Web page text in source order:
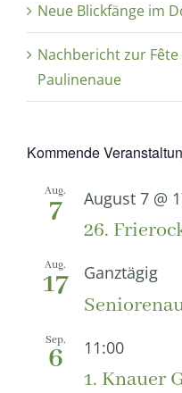
Neue Blickfänge im
Nachbericht zur
Paulinenaue
Kommende
Aug.
7 August 7 @
26.
Aug.
17 Ganztägig
Sep.
6 11:00
1. Knauer